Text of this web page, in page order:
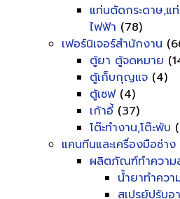
แท่นตัดกระดาษ,แ
ไฟฟ้า (78)
เฟอร์นิเจอร์สำนักงาน
ตู้ยา ตู้จดหมาย
ตู้เก็บกุญแจ (4)
ตู้เซฟ(4)
เก้าอี้ (37)
โต๊ะทำงาน,โต๊ะพับ
แคนทีนและเครื่องมือช่าง
ผลิตภัณฑ์ทำความ
น้ำยาทำควา
สเปรย์ปรับอ